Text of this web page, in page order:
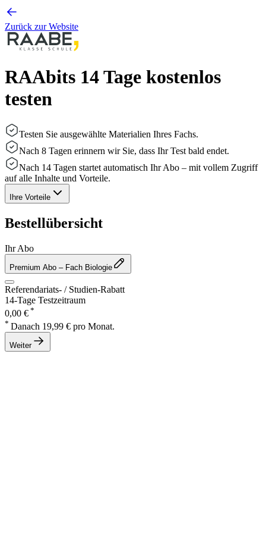
Zurück zur Website
RAAbits 14 Tage kostenlos
testen
Testen Sie ausgewählte Materialien Ihres Fachs.
Nach 8 Tagen erinnern wir Sie, dass Ihr Test bald endet.
Nach 14 Tagen startet automatisch Ihr Abo – mit vollem Zugriff
auf alle Inhalte und Vorteile.
Ihre Vorteile
Bestellübersicht
Ihr Abo
Premium Abo – Fach Biologie
Referendariats- / Studien-Rabatt
14-Tage Testzeitraum
0,00 € *
* Danach 19,99 € pro Monat.
Weiter